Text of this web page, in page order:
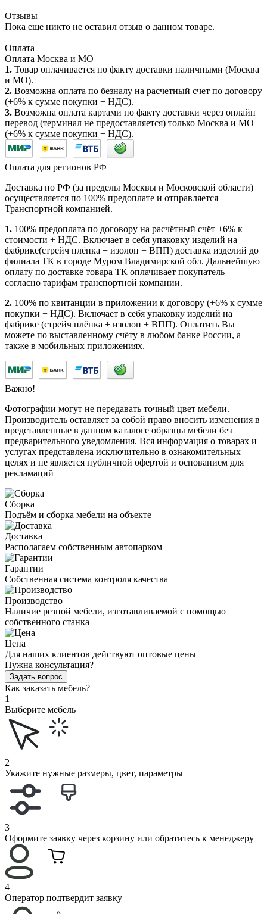
Отзывы
Пока еще никто не оставил отзыв о данном товаре.
Оплата
Оплата Москва и МО
1. Товар оплачивается по факту доставки наличными (Москва
и МО).
2. Возможна оплата по безналу на расчетный счет по договору
(+6% к сумме покупки + НДС).
3. Возможна оплата картами по факту доставки через онлайн
перевод (терминал не предоставляется) только Москва и МО
(+6% к сумме покупки + НДС).
Оплата для регионов РФ
Доставка по РФ (за пределы Москвы и Московской области)
осуществляется по 100% предоплате и отправляется
Транспортной компанией.
1. 100% предоплата по договору на расчётный счёт +6% к
стоимости + НДС. Включает в себя упаковку изделий на
фабрике(стрейч плёнка + изолон + ВПП) доставка изделий до
филиала ТК в городе Муром Владимирской обл. Дальнейшую
оплату по доставке товара ТК оплачивает покупатель
согласно тарифам транспортной компании.
2. 100% по квитанции в приложении к договору (+6% к сумме
покупки + НДС). Включает в себя упаковку изделий на
фабрике (стрейч плёнка + изолон + ВПП). Оплатить Вы
можете по выставленному счёту в любом банке России, а
также в мобильных приложениях.
Важно!
Фотографии могут не передавать точный цвет мебели.
Производитель оставляет за собой право вносить изменения в
представленные в данном каталоге образцы мебели без
предварительного уведомления. Вся информация о товарах и
услугах представлена исключительно в ознакомительных
целях и не является публичной офертой и основанием для
рекламаций
Сборка
Подъём и сборка мебели на объекте
Доставка
Располагаем собственным автопарком
Гарантии
Собственная система контроля качества
Производство
Наличие резной мебели, изготавливаемой с помощью
собственного станка
Цена
Для наших клиентов действуют оптовые цены
Нужна консультация?
Задать вопрос
Как заказать мебель?
1
Выберите мебель
2
Укажите нужные размеры, цвет, параметры
3
Оформите заявку через корзину или обратитесь к менеджеру
4
Оператор подтвердит заявку